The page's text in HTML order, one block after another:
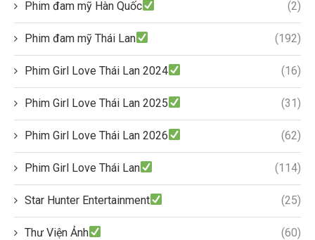
Phim đam mỹ Hàn Quốc (2)
Phim đam mỹ Thái Lan (192)
Phim Girl Love Thái Lan 2024 (16)
Phim Girl Love Thái Lan 2025 (31)
Phim Girl Love Thái Lan 2026 (62)
Phim Girl Love Thái Lan (114)
Star Hunter Entertainment (25)
Thư Viện Ảnh (60)